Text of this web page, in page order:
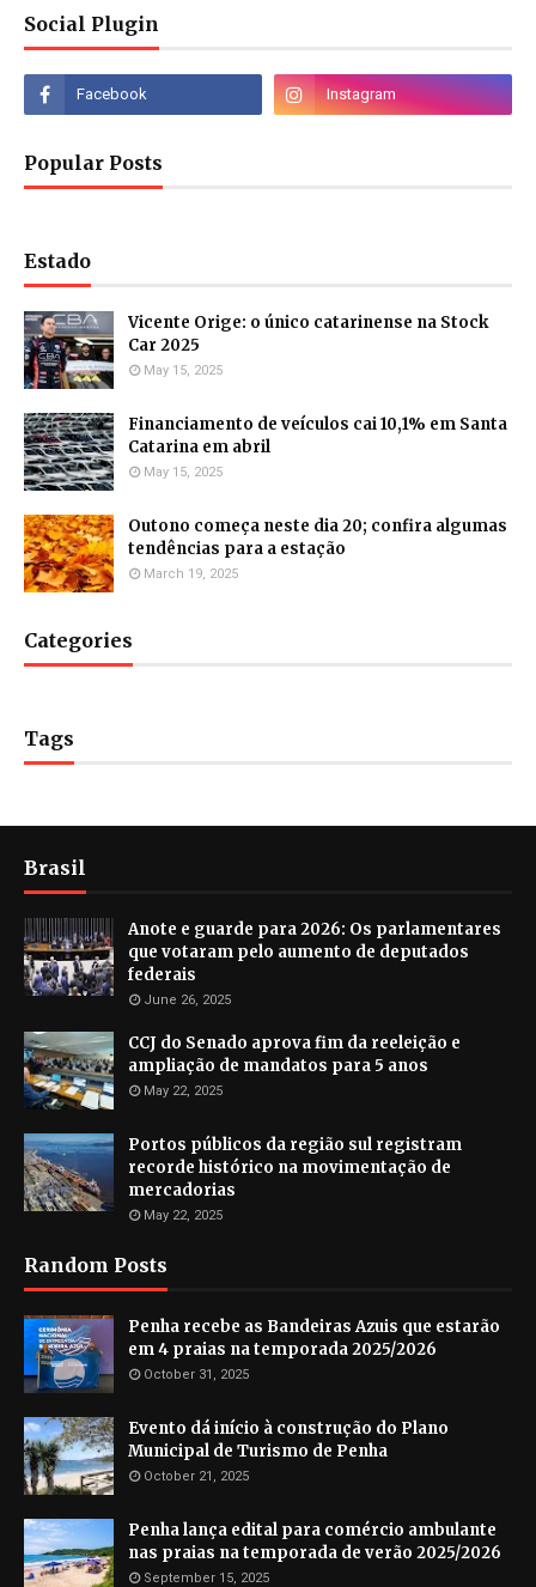
Social Plugin
Popular Posts
Estado
Vicente Orige: o único catarinense na Stock
Car 2025
May 15, 2025
Financiamento de veículos cai 10,1% em Santa
Catarina em abril
May 15, 2025
Outono começa neste dia 20; confira algumas
tendências para a estação
March 19, 2025
Categories
Tags
Brasil
Anote e guarde para 2026: Os parlamentares
que votaram pelo aumento de deputados
federais
June 26, 2025
CCJ do Senado aprova fim da reeleição e
ampliação de mandatos para 5 anos
May 22, 2025
Portos públicos da região sul registram
recorde histórico na movimentação de
mercadorias
May 22, 2025
Random Posts
Penha recebe as Bandeiras Azuis que estarão
em 4 praias na temporada 2025/2026
October 31, 2025
Evento dá início à construção do Plano
Municipal de Turismo de Penha
October 21, 2025
Penha lança edital para comércio ambulante
nas praias na temporada de verão 2025/2026
September 15, 2025